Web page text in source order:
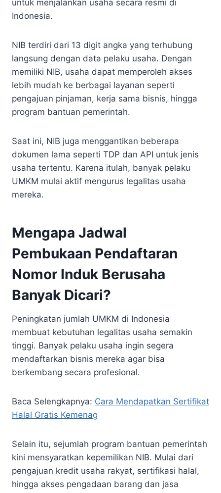
untuk menjalankan usaha secara resmi di
Indonesia.
NIB terdiri dari 13 digit angka yang terhubung
langsung dengan data pelaku usaha. Dengan
memiliki NIB, usaha dapat memperoleh akses
lebih mudah ke berbagai layanan seperti
pengajuan pinjaman, kerja sama bisnis, hingga
program bantuan pemerintah.
Saat ini, NIB juga menggantikan beberapa
dokumen lama seperti TDP dan API untuk jenis
usaha tertentu. Karena itulah, banyak pelaku
UMKM mulai aktif mengurus legalitas usaha
mereka.
Mengapa Jadwal
Pembukaan Pendaftaran
Nomor Induk Berusaha
Banyak Dicari?
Peningkatan jumlah UMKM di Indonesia
membuat kebutuhan legalitas usaha semakin
tinggi. Banyak pelaku usaha ingin segera
mendaftarkan bisnis mereka agar bisa
berkembang secara profesional.
Baca Selengkapnya: Cara Mendapatkan Sertifikat
Halal Gratis Kemenag
Selain itu, sejumlah program bantuan pemerintah
kini mensyaratkan kepemilikan NIB. Mulai dari
pengajuan kredit usaha rakyat, sertifikasi halal,
hingga akses pengadaan barang dan jasa